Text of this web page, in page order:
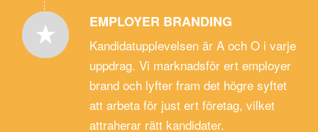
EMPLOYER BRANDING
Kandidatupplevelsen är A och O i varje
uppdrag. Vi marknadsför ert employer
brand och lyfter fram det högre syftet
att arbeta för just ert företag, vilket
attraherar rätt kandidater.